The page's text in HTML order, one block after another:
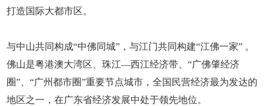
打造国际大都市区。
与中山共同构成“中佛同城”，与江门共同构建“江佛一家” 。
佛山是粤港澳大湾区、珠江—西江经济带、“广佛肇经济
圈”、“广州都市圈”重要节点城市，全国民营经济最为发达的
地区之一，在广东省经济发展中处于领先地位。